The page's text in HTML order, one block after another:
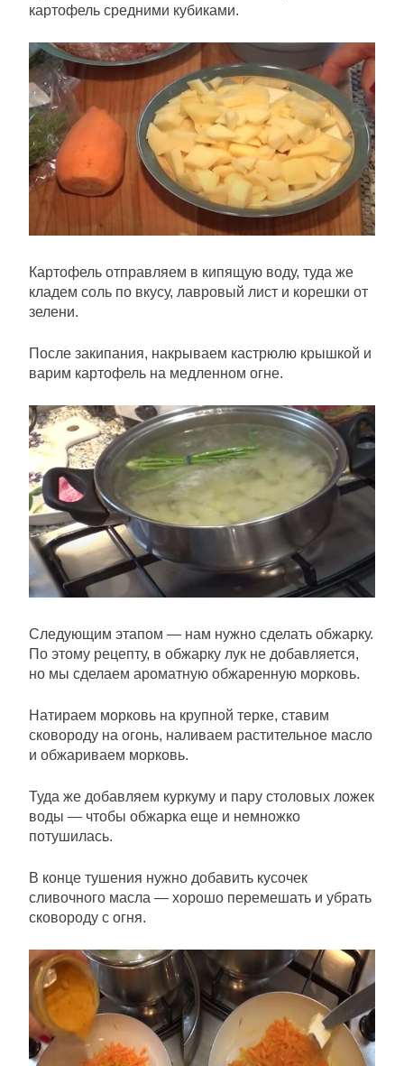
картофель средними кубиками.
Картофель отправляем в кипящую воду, туда же
кладем соль по вкусу, лавровый лист и корешки от
зелени.
После закипания, накрываем кастрюлю крышкой и
варим картофель на медленном огне.
Следующим этапом — нам нужно сделать обжарку.
По этому рецепту, в обжарку лук не добавляется,
но мы сделаем ароматную обжаренную морковь.
Натираем морковь на крупной терке, ставим
сковороду на огонь, наливаем растительное масло
и обжариваем морковь.
Туда же добавляем куркуму и пару столовых ложек
воды — чтобы обжарка еще и немножко
потушилась.
В конце тушения нужно добавить кусочек
сливочного масла — хорошо перемешать и убрать
сковороду с огня.